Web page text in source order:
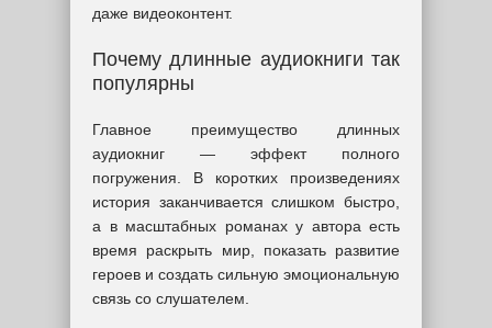
даже видеоконтент.
Почему длинные аудиокниги так
популярны
Главное преимущество длинных
аудиокниг — эффект полного
погружения. В коротких произведениях
история заканчивается слишком быстро,
а в масштабных романах у автора есть
время раскрыть мир, показать развитие
героев и создать сильную эмоциональную
связь со слушателем.